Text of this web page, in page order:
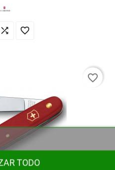
 
favorite_border
TODO